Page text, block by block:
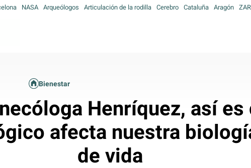
NASA Arqueólogos Articulación de la rodilla Cerebro Cataluña Aragón
Bienestar
Henríquez, así es
afecta nuestra
de vida